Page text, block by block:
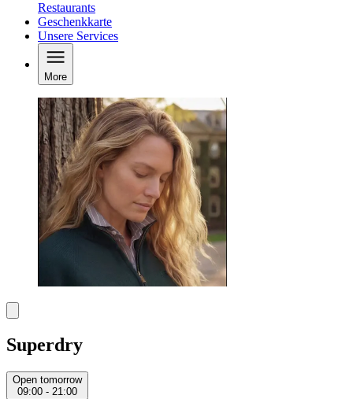
Restaurants
Geschenkkarte
Unsere Services
More
Superdry
Open tomorrow
09:00 - 21:00